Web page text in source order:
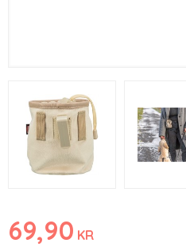
69,90 KR